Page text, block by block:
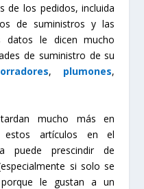
de los pedidos, incluida
de suministros y las
datos le dicen mucho
de suministro de su
, plumones,
mucho más en
estos artículos en el
puede prescindir de
si solo se
le gustan a un